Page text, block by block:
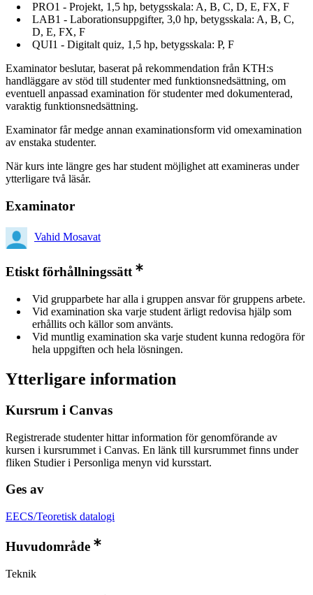
PRO1 - Projekt, 1,5 hp, betygsskala: A, B, C, D, E, FX, F
LAB1 - Laborationsuppgifter, 3,0 hp, betygsskala: A, B, C,
D, E, FX, F
QUI1 - Digitalt quiz, 1,5 hp, betygsskala: P, F
Examinator beslutar, baserat på rekommendation från KTH:s
handläggare av stöd till studenter med funktionsnedsättning, om
eventuell anpassad examination för studenter med dokumenterad,
varaktig funktionsnedsättning.
Examinator får medge annan examinationsform vid omexamination
av enstaka studenter.
När kurs inte längre ges har student möjlighet att examineras under
ytterligare två läsår.
Examinator
Vahid Mosavat
Etiskt förhållningssätt
Vid grupparbete har alla i gruppen ansvar för gruppens arbete.
Vid examination ska varje student ärligt redovisa hjälp som
erhållits och källor som använts.
Vid muntlig examination ska varje student kunna redogöra för
hela uppgiften och hela lösningen.
Ytterligare information
Kursrum i Canvas
Registrerade studenter hittar information för genomförande av
kursen i kursrummet i Canvas. En länk till kursrummet finns under
fliken Studier i Personliga menyn vid kursstart.
Ges av
EECS/Teoretisk datalogi
Huvudområde
Teknik